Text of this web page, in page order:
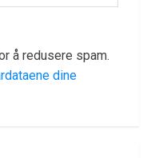
å redusere spam.
dine